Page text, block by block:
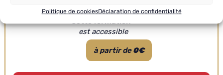
Politique de cookiesDéclaration de confidentialité
est accessible
à partir de0€